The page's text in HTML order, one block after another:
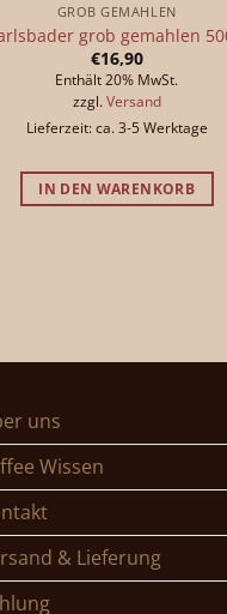
GROB GEMAHLEN
grob gemahlen
€16,90
Enthält 20% MwSt.
zzgl. Versand
Lieferzeit: ca. 3-5 Werktage
IN DEN WARENKORB
uns
Wissen
& Lieferung